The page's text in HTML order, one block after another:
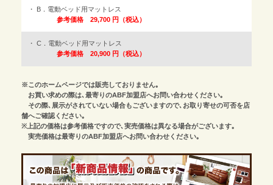
B．電動ベッド用マットレス
参考価格 29,700 円（税込）
C．電動ベッド用マットレス
参考価格 20,900 円（税込）
※このホームページでは販売しておりません｡
お買い求めの際は､最寄りのABF加盟店へお問い合わせください｡
その際､展示がされていない場合もございますので､お取り寄せの可否を店
舗へご確認ください｡
※上記の価格は参考価格ですので､実売価格は異なる場合がございます｡
実売価格は最寄りのABF加盟店へお問い合わせください｡